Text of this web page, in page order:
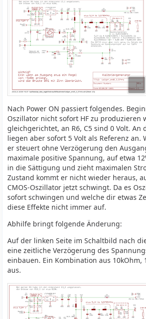
Nach Power ON passiert folgendes.
Oszillator nicht sofort HF zu produzieren
gleichgerichtet, an R6, C5 sind 0 Volt. An
liegen aber sofort 5 Volt als Referenz an.
er steuert ohne Verzögerung den
maximale positive Spannung, auf etwa
in die Sättigung und zieht maximalen
Zustand kommt er nicht wieder heraus,
CMOS-Oszillator jetzt schwingt. Da es
sofort schwingen und welche dir etwas
diese Effekte nicht immer auf.
Abhilfe bringt folgende Änderung:
Auf der linken Seite im Schaltbild nach
eine zeitliche Verzögerung des
einbauen. Ein Kombination aus 10kOhm,
aus.